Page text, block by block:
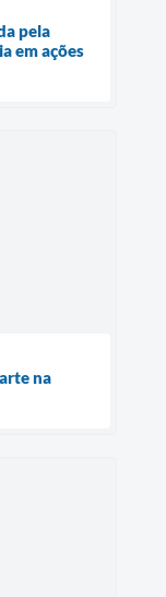
pela
em ações
na